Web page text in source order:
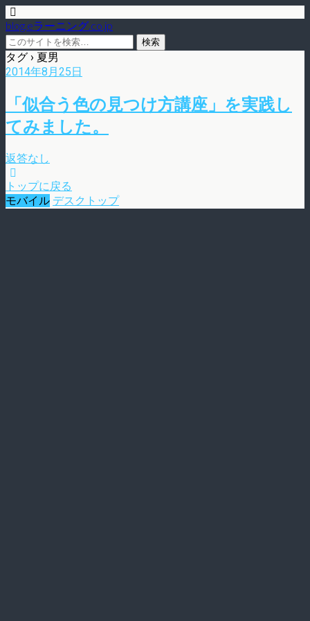
blog.eラーニング.co.jp
タグ › 夏男
2014年8月25日
「似合う色の見つけ方講座」を実践し
てみました。
返答なし
トップに戻る
モバイル デスクトップ